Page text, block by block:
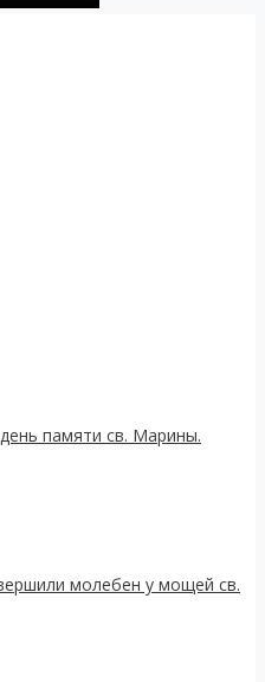
памяти св. Марины.
молебен у мощей св.